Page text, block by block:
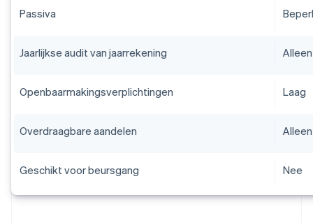
Passiva
Jaarlijkse audit van jaarrekening
Openbaarmakingsverplichtingen Laag
Overdraagbare aandelen
Geschikt voor beursgang Nee